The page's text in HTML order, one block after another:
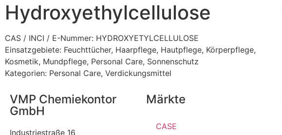
Hydroxyethylcellulose
CAS / INCI / E-Nummer: HYDROXYETYLCELLULOSE
Einsatzgebiete: Feuchttücher, Haarpflege, Hautpflege, Körperpflege,
Kosmetik, Mundpflege, Personal Care, Sonnenschutz
Kategorien: Personal Care, Verdickungsmittel
VMP Chemiekontor
GmbH
Industriestraße 16
Märkte
CASE